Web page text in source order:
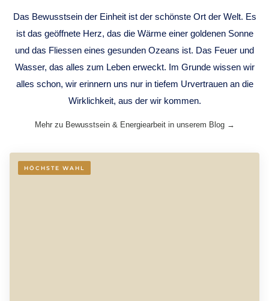
Das Bewusstsein der Einheit ist der schönste Ort der Welt. Es
ist das geöffnete Herz, das die Wärme einer goldenen Sonne
und das Fliessen eines gesunden Ozeans ist. Das Feuer und
Wasser, das alles zum Leben erweckt. Im Grunde wissen wir
alles schon, wir erinnern uns nur in tiefem Urvertrauen an die
Wirklichkeit, aus der wir kommen.
Mehr zu Bewusstsein & Energiearbeit in unserem Blog →
HÖCHSTE WAHL